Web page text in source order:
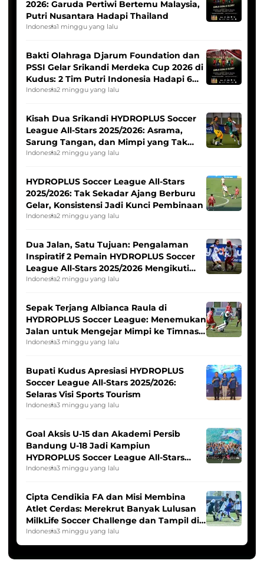
2026: Garuda Pertiwi Bertemu Malaysia,
Putri Nusantara Hadapi Thailand
Indonesia1 minggu yang lalu
Bakti Olahraga Djarum Foundation dan
PSSI Gelar Srikandi Merdeka Cup 2026 di
Kudus: 2 Tim Putri Indonesia Hadapi 6
Tim Asia
Indonesia2 minggu yang lalu
Kisah Dua Srikandi HYDROPLUS Soccer
League All-Stars 2025/2026: Asrama,
Sarung Tangan, dan Mimpi yang Tak
Pernah Padam
Indonesia2 minggu yang lalu
HYDROPLUS Soccer League All-Stars
2025/2026: Tak Sekadar Ajang Berburu
Gelar, Konsistensi Jadi Kunci Pembinaan
Indonesia2 minggu yang lalu
Dua Jalan, Satu Tujuan: Pengalaman
Inspiratif 2 Pemain HYDROPLUS Soccer
League All-Stars 2025/2026 Mengikuti
Seleksi Timnas Indonesia Putri
Indonesia2 minggu yang lalu
Sepak Terjang Albianca Raula di
HYDROPLUS Soccer League: Menemukan
Jalan untuk Mengejar Mimpi ke Timnas
Indonesia Putri
Indonesia3 minggu yang lalu
Bupati Kudus Apresiasi HYDROPLUS
Soccer League All-Stars 2025/2026:
Selaras Visi Sports Tourism
Indonesia3 minggu yang lalu
Goal Aksis U-15 dan Akademi Persib
Bandung U-18 Jadi Kampiun
HYDROPLUS Soccer League All-Stars
2025/2026
Indonesia3 minggu yang lalu
Cipta Cendikia FA dan Misi Membina
Atlet Cerdas: Merekrut Banyak Lulusan
MilkLife Soccer Challenge dan Tampil di
HYDROPLUS Soccer League
Indonesia3 minggu yang lalu